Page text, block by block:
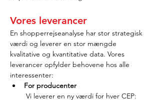
Vores leverancer
En shopperrejseanalyse har stor strategisk
værdi og leverer en stor mængde
kvalitative og kvantitative data. Vores
leverancer opfylder behovene hos alle
interessenter:
For producenter